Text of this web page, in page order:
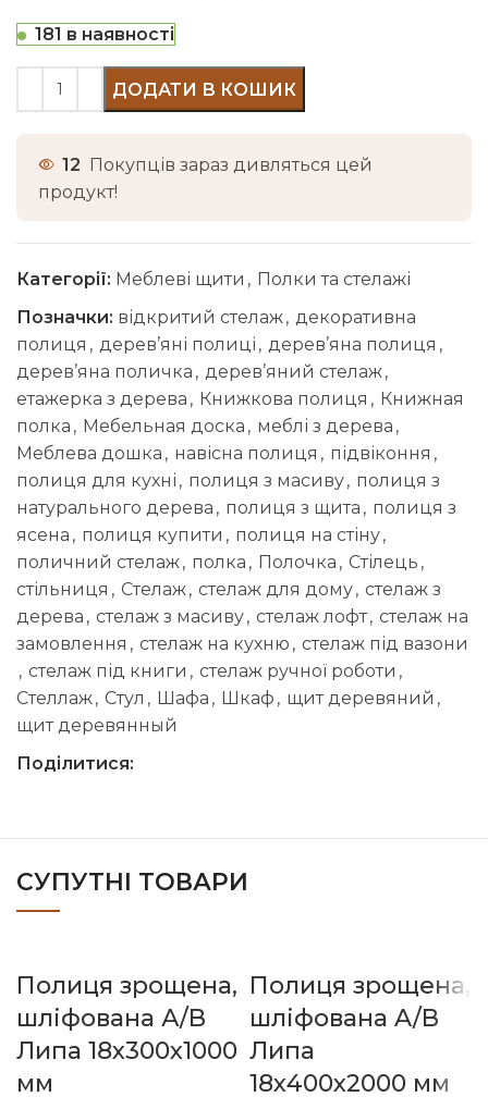
181 в наявності
ДОДАТИ В КОШИК
12 Покупців зараз дивляться цей
продукт!
Категорії: Меблеві щити , Полки та стелажі
Позначки: відкритий стелаж, декоративна
полиця , дерев’яні полиці , дерев’яна полиця ,
дерев’яна поличка , дерев’яний стелаж,
етажерка з дерева , Книжкова полиця , Книжная
полка , Мебельная доска , меблі з дерева ,
Меблева дошка , навісна полиця , підвіконня ,
полиця для кухні , полиця з масиву, полиця з
натурального дерева , полиця з щита , полиця з
ясена , полиця купити , полиця на стіну,
поличний стелаж, полка , Полочка , Стілець ,
стільниця , Стелаж, стелаж для дому, стелаж з
дерева , стелаж з масиву, стелаж лофт, стелаж на
замовлення , стелаж на кухню , стелаж під вазони
, стелаж під книги , стелаж ручної роботи ,
Стеллаж, Стул , Шафа , Шкаф , щит деревяний ,
щит деревянный
Поділитися:
СУПУТНІ ТОВАРИ
Полиця зрощена,
шліфована А/В
Липа 18х300х1000
мм
Полиця зрощена,
шліфована A/В
Липа
18х400х2000 мм